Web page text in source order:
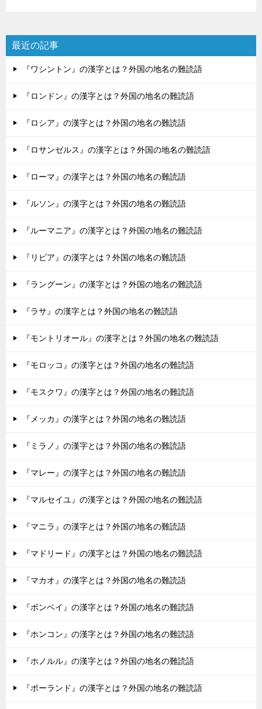
最近の記事
『ワシントン』の漢字とは？外国の地名の難読語
『ロンドン』の漢字とは？外国の地名の難読語
『ロシア』の漢字とは？外国の地名の難読語
『ロサンゼルス』の漢字とは？外国の地名の難読語
『ローマ』の漢字とは？外国の地名の難読語
『ルソン』の漢字とは？外国の地名の難読語
『ルーマニア』の漢字とは？外国の地名の難読語
『リビア』の漢字とは？外国の地名の難読語
『ラングーン』の漢字とは？外国の地名の難読語
『ラサ』の漢字とは？外国の地名の難読語
『モントリオール』の漢字とは？外国の地名の難読語
『モロッコ』の漢字とは？外国の地名の難読語
『モスクワ』の漢字とは？外国の地名の難読語
『メッカ』の漢字とは？外国の地名の難読語
『ミラノ』の漢字とは？外国の地名の難読語
『マレー』の漢字とは？外国の地名の難読語
『マルセイユ』の漢字とは？外国の地名の難読語
『マニラ』の漢字とは？外国の地名の難読語
『マドリード』の漢字とは？外国の地名の難読語
『マカオ』の漢字とは？外国の地名の難読語
『ボンベイ』の漢字とは？外国の地名の難読語
『ホンコン』の漢字とは？外国の地名の難読語
『ホノルル』の漢字とは？外国の地名の難読語
『ポーランド』の漢字とは？外国の地名の難読語